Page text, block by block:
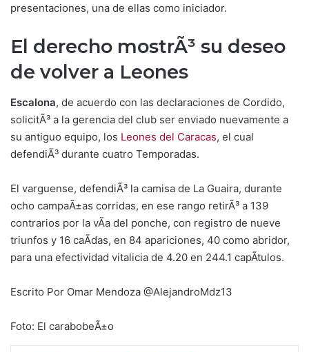
presentaciones, una de ellas como iniciador.
El derecho mostrÃ³ su deseo
de volver a Leones
Escalona, de acuerdo con las declaraciones de Cordido,
solicitÃ³ a la gerencia del club ser enviado nuevamente a
su antiguo equipo, los Leones del Caracas, el cual
defendiÃ³ durante cuatro Temporadas.
El varguense, defendiÃ³ la camisa de La Guaira, durante
ocho campaÃ±as corridas, en ese rango retirÃ³ a 139
contrarios por la vÃ­a del ponche, con registro de nueve
triunfos y 16 caÃ­das, en 84 apariciones, 40 como abridor,
para una efectividad vitalicia de 4.20 en 244.1 capÃ­tulos.
Escrito Por Omar Mendoza @AlejandroMdz13
Foto: El carabobeÃ±o